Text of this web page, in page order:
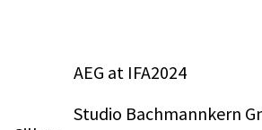
AEG at IFA2024
Studio Bachmannkern